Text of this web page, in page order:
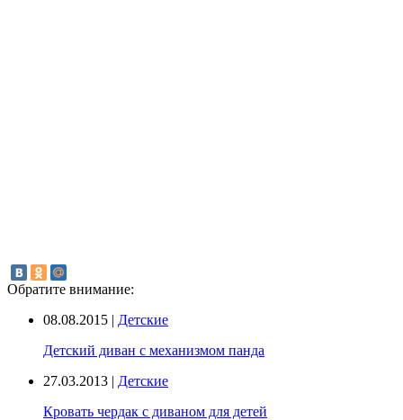
Обратите внимание:
08.08.2015 | Детские
Детский диван c механизмом панда
27.03.2013 | Детские
Кровать чердак с диваном для детей